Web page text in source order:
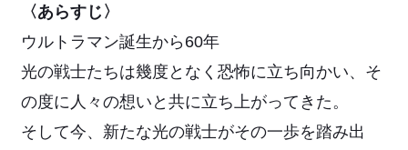
〈あらすじ〉
ウルトラマン誕生から60年
光の戦士たちは幾度となく恐怖に立ち向かい、そ
の度に人々の想いと共に立ち上がってきた。
そして今、新たな光の戦士がその一歩を踏み出